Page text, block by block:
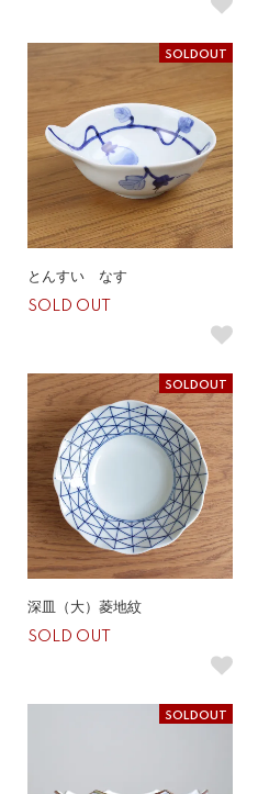
SOLDOUT
とんすい なす
SOLD OUT
SOLDOUT
深皿（大）菱地紋
SOLD OUT
SOLDOUT